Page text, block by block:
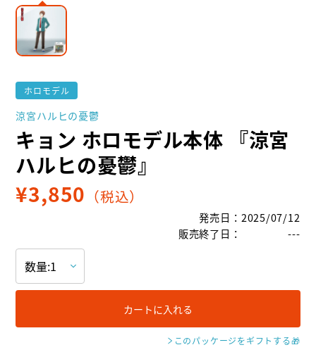
ホロモデル
涼宮ハルヒの憂鬱
キョン ホロモデル本体 『涼宮
ハルヒの憂鬱』
¥3,850 （税込）
発売日 ： 2025/07/12
販売終了日 ： ---
カートに入れる
このパッケージをギフトする🎁